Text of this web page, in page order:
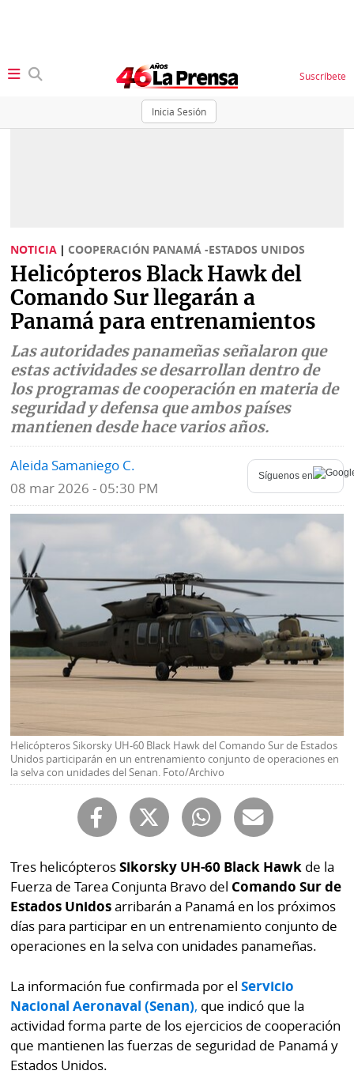
Inicia Sesión
Suscríbete
Sociedad
Judiciales
Política
Economía
Mundo
Deportes
Ponle
la
Firma
Status
K
Vivir+
Opinión
Blogs
Fotografías
Videos
Fe
de
SERVICIOS
E-
Paper
Comunicados
Catálogos
digital
Luctuosas
Contenido
de
RSS
Temas
Autores
Notas
al
lector
Buenas
prácticas
OTROS
SITIOS
Metro
por
Mi
Diario
NOTICIA | COOPERACIÓN PANAMÁ -ESTADOS UNIDOS
Helicópteros Black Hawk del
Comando Sur llegarán a
Panamá para entrenamientos
Las autoridades panameñas señalaron que
estas actividades se desarrollan dentro de
los programas de cooperación en materia de
seguridad y defensa que ambos países
mantienen desde hace varios años.
Aleida Samaniego C.
08 mar 2026 - 05:30 PM
Síguenos en
Helicópteros Sikorsky UH-60 Black Hawk del Comando Sur de Estados
Unidos participarán en un entrenamiento conjunto de operaciones en
la selva con unidades del Senan. Foto/Archivo
Tres helicópterosSikorsky UH-60 Black Hawk de la
Fuerza de Tarea Conjunta Bravo del Comando Sur de
Estados Unidosarribarán a Panamá en los próximos
días para participar en un entrenamiento conjunto de
operaciones en la selva con unidades panameñas.
La información fue confirmada por el Servicio
Nacional Aeronaval (Senan), que indicó que la
actividad forma parte de los ejercicios de cooperación
que mantienen las fuerzas de seguridad de Panamá y
Estados Unidos.